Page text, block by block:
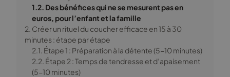
1.2. Des bénéfices qui ne se mesurent pas en
euros, pour l’enfant et la famille
2. Créer un rituel du coucher efficace en 15 à 30
minutes : étape par étape
2.1. Étape 1 : Préparation à la détente (5-10 minutes)
2.2. Étape 2 : Temps de tendresse et d’apaisement
(5-10 minutes)